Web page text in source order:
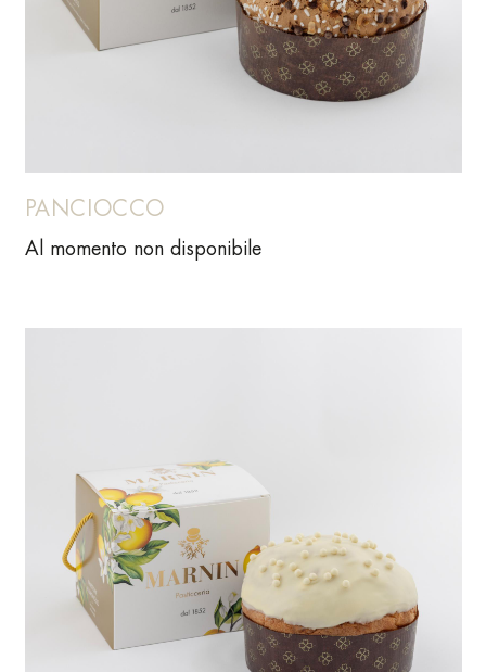
PANCIOCCO
Al momento non disponibile